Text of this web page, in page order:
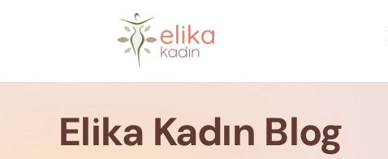
Elika Kadın Blog